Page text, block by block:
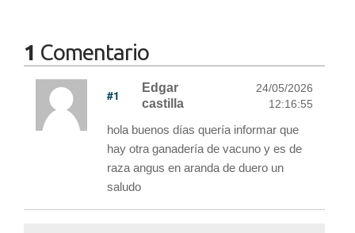
1 Comentario
#1
Edgar
castilla
24/05/2026
12:16:55
hola buenos días quería informar que
hay otra ganadería de vacuno y es de
raza angus en aranda de duero un
saludo